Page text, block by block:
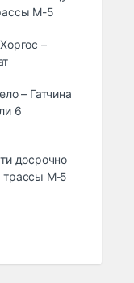
М-5
–
– Гатчина
6
досрочно
трассы М‑5